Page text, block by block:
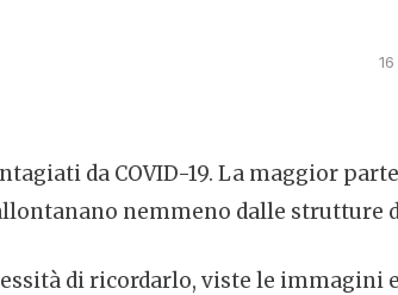
da COVID-19. La maggior
nemmeno dalle strutture
di ricordarlo, viste le